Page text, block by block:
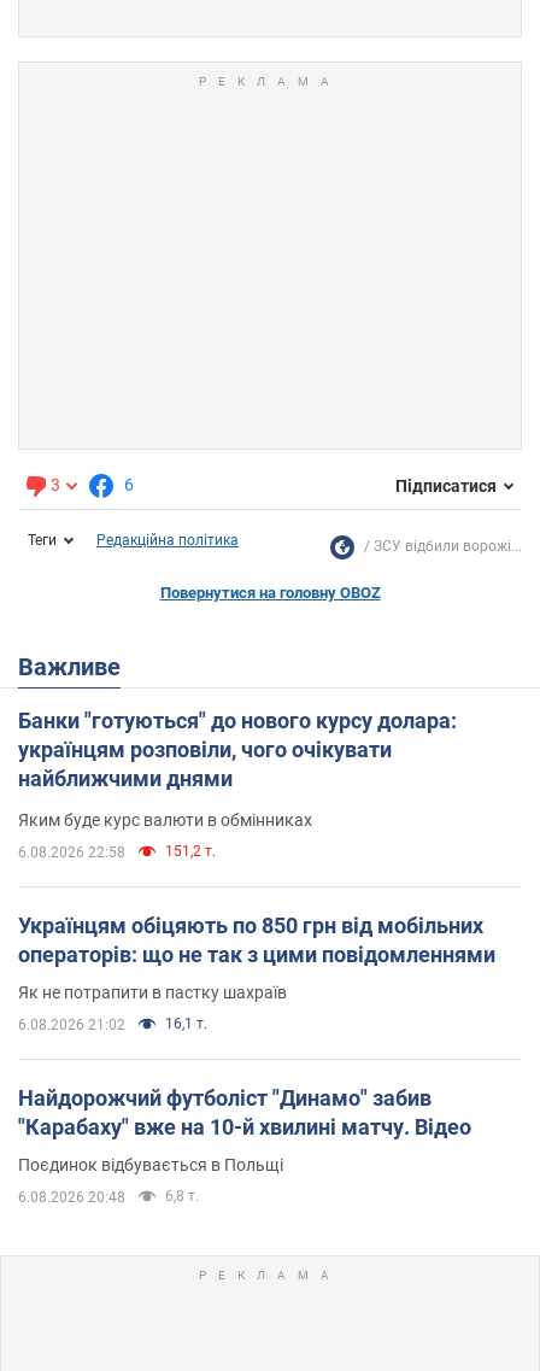
3 6 Підписатися
Теги Редакційна політика ЗСУ відбили ворожі...
Повернутися на головну OBOZ
Важливе
Банки "готуються" до нового курсу долара:
українцям розповіли, чого очікувати
найближчими днями
Яким буде курс валюти в обмінниках
6.08.2026 22:58 151,2 т.
Українцям обіцяють по 850 грн від мобільних
операторів: що не так з цими повідомленнями
Як не потрапити в пастку шахраїв
6.08.2026 21:02 16,1 т.
Найдорожчий футболіст "Динамо" забив
"Карабаху" вже на 10-й хвилині матчу. Відео
Поєдинок відбувається в Польщі
6.08.2026 20:48 6,8 т.